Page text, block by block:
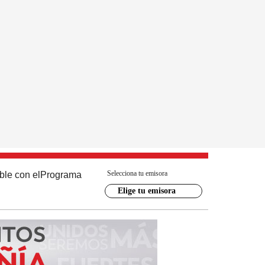
con el Programa Selecciona tu emisora
Elige tu emisora